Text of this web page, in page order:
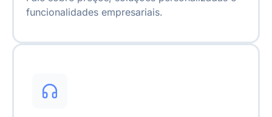
funcionalidades empresariais.